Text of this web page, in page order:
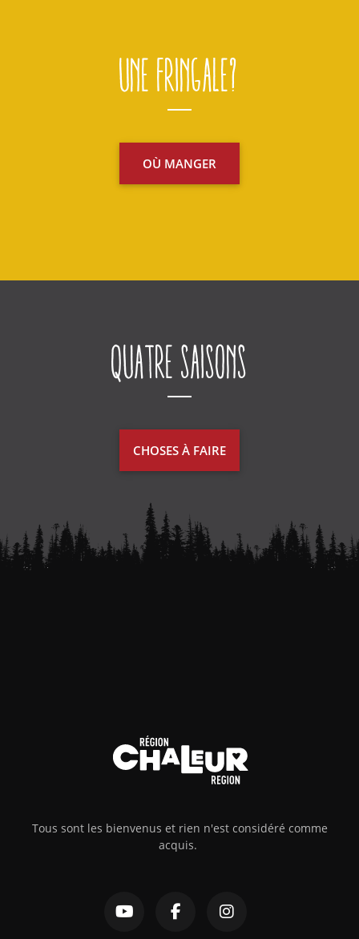
Une fringale?
OÙ MANGER
Quatre saisons
CHOSES À FAIRE
Tous sont les bienvenus et rien n'est considéré comme
acquis.